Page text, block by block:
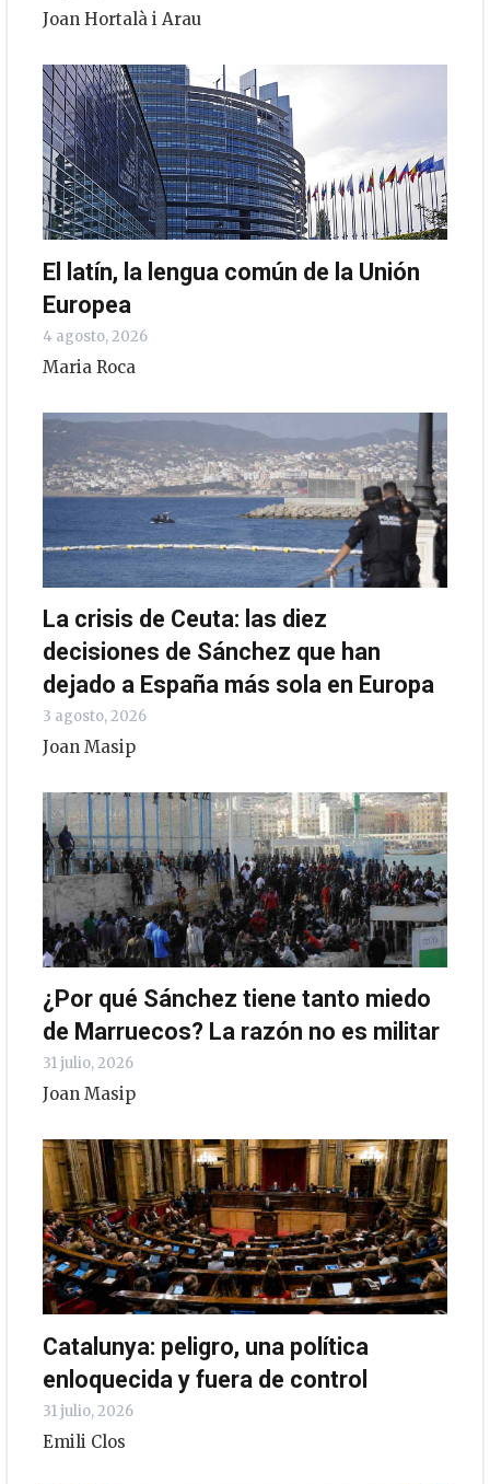
Joan Hortalà i Arau
El latín, la lengua común de la Unión
Europea
4 agosto, 2026
Maria Roca
La crisis de Ceuta: las diez
decisiones de Sánchez que han
dejado a España más sola en Europa
3 agosto, 2026
Joan Masip
¿Por qué Sánchez tiene tanto miedo
de Marruecos? La razón no es militar
31 julio, 2026
Joan Masip
Catalunya: peligro, una política
enloquecida y fuera de control
31 julio, 2026
Emili Clos